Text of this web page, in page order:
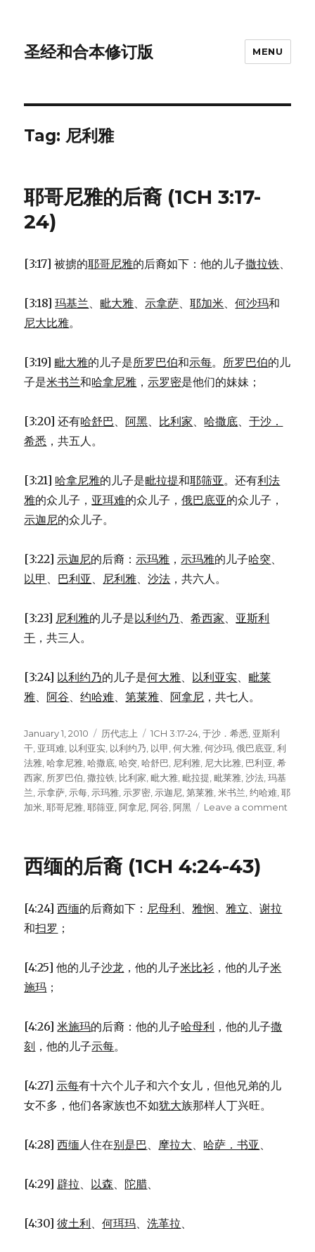
圣经和合本修订版 MENU
Tag: 尼利雅
耶哥尼雅的后裔 (1CH 3:17-
24)
[3:17] 被掳的耶哥尼雅的后裔如下：他的儿子撒拉铁、
[3:18]玛基兰、 毗大雅、示拿萨、耶加米、何沙玛和
尼大比雅。
[3:19] 毗大雅的儿子是所罗巴伯和示每。 所罗巴伯的儿
子是米书兰和哈拿尼雅 ，示罗密是他们的妹妹；
[3:20] 还有哈舒巴、 阿黑、 比利家、 哈撒底、于沙．
希悉 ，共五人。
[3:21] 哈拿尼雅的儿子是毗拉提和耶筛亚。还有利法
雅的众儿子， 亚珥难的众儿子，俄巴底亚的众儿子，
示迦尼的众儿子。
[3:22]示迦尼的后裔：示玛雅 ，示玛雅的儿子哈突、
以甲 、 巴利亚 、 尼利雅、沙法 ，共六人。
[3:23] 尼利雅的儿子是以利约乃、希西家、 亚斯利
干 ，共三人。
[3:24] 以利约乃的儿子是何大雅、 以利亚实、 毗莱
雅、 阿谷、约哈难、第莱雅、 阿拿尼 ，共七人。
Posted
on
January 1, 2010 Categories
历代志上 Tags
1CH 3:17-24 ,于沙．希悉 亚斯利
干 亚珥难 以利亚实 以利约乃 以甲 ,何大雅 ,何沙玛 ,俄巴底亚 ,利
法雅 ,哈拿尼雅 ,哈撒底 ,哈突 ,哈舒巴 尼利雅 尼大比雅 巴利亚 ,希
西家 所罗巴伯 ,撒拉铁 比利家 ,毗大雅 ,毗拉提 ,毗莱雅 ,沙法 ,玛基
兰 示拿萨 示每 示玛雅 示罗密 示迦尼 ,第莱雅 ,米书兰 ,约哈难 ,耶
加米 ,耶哥尼雅 ,耶筛亚 ,阿拿尼 ,阿谷 ,阿黑 Leave a comment
西缅的后裔 (1CH 4:24-43)
[4:24]西缅的后裔如下： 尼母利、雅悯、雅立、谢拉
和扫罗 ；
[4:25] 他的儿子沙龙 ，他的儿子米比衫 ，他的儿子米
施玛 ；
[4:26]米施玛的后裔：他的儿子哈母利 ，他的儿子撒
刻 ，他的儿子示每。
[4:27]示每有十六个儿子和六个女儿，但他兄弟的儿
女不多，他们各家族也不如犹大族那样人丁兴旺。
[4:28]西缅人住在别是巴、 摩拉大、 哈萨．书亚 、
[4:29] 辟拉、 以森、 陀腊、
[4:30]彼土利、何珥玛、洗革拉、